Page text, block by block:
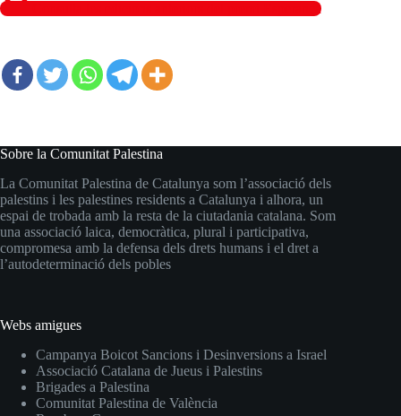
Consulta les edicions anteriors del premi Esperança
Sobre la Comunitat Palestina
La Comunitat Palestina de Catalunya som l’associació dels
palestins i les palestines residents a Catalunya i alhora, un
espai de trobada amb la resta de la ciutadania catalana. Som
una associació laica, democràtica, plural i participativa,
compromesa amb la defensa dels drets humans i el dret a
l’autodeterminació dels pobles
Webs amigues
Campanya Boicot Sancions i Desinversions a Israel
Associació Catalana de Jueus i Palestins
Brigades a Palestina
Comunitat Palestina de València